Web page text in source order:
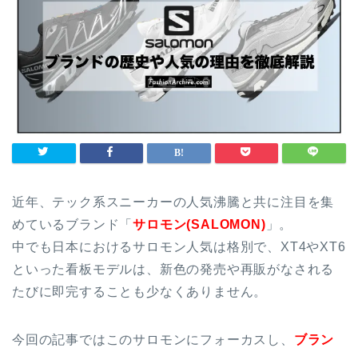
近年、テック系スニーカーの人気沸騰と共に注目を集
めているブランド「サロモン(SALOMON) 」。
中でも日本におけるサロモン人気は格別で、XT4やXT6
といった看板モデルは、新色の発売や再販がなされる
たびに即完することも少なくありません。
今回の記事ではこのサロモンにフォーカスし、 ブラン